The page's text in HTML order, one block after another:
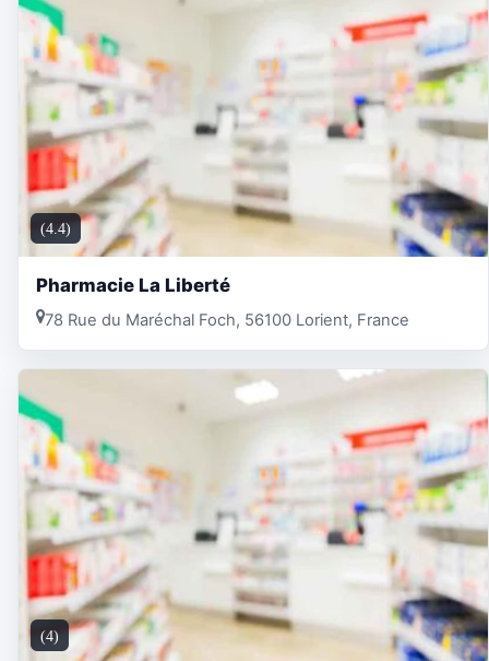
(4.4)
Pharmacie La Liberté
78 Rue du Maréchal Foch, 56100 Lorient, France
(4)